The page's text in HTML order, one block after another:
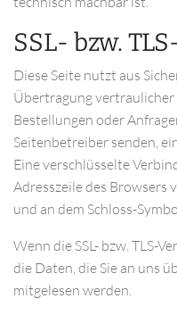
SSL- bzw.
Diese Seite nutzt aus
Übertragung vertraulicher
Bestellungen oder
Seitenbetreiber senden,
Eine verschlüsselte
Adresszeile des
und an dem Schloss-
Wenn die SSL- bzw. TLS-
die Daten, die Sie an uns
mitgelesen werden.